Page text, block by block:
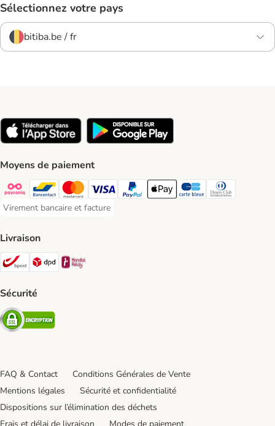
Sélectionnez votre pays
bitiba.be / fr
Moyens de paiement
Payconiq Payment Method
Bancontact Payment Method
Mastercard Payment Method
Visa Payment Method
Paypal Payment Method
Apple Pay Payment Method
Carte bleue Payment
Diners club
Virement bancaire et facture
Virement bancaire et facture Payment Method
Livraison
Bpost Shipping Method
DPD Shipping Method
Sécurité
Security
FAQ & Contact
Conditions Générales de Vente
Mentions légales
Sécurité et confidentialité
Dispositions sur l’élimination des déchets